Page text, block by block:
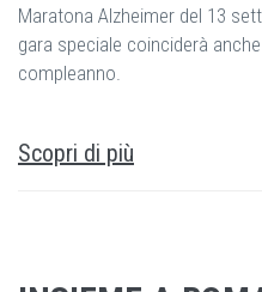
Maratona Alzheimer del 13
gara speciale coinciderà
compleanno.
Scopri di più